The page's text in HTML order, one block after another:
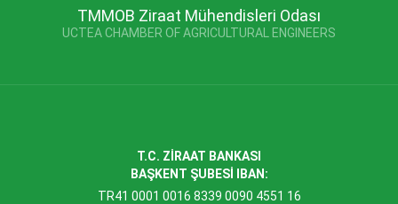
TMMOB Ziraat Mühendisleri Odası
UCTEA CHAMBER OF AGRICULTURAL ENGINEERS
T.C. ZİRAAT BANKASI
BAŞKENT ŞUBESİ IBAN:
TR41 0001 0016 8339 0090 4551 16